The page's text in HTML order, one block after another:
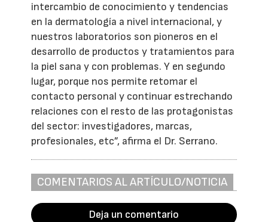
intercambio de conocimiento y tendencias
en la dermatología a nivel internacional, y
nuestros laboratorios son pioneros en el
desarrollo de productos y tratamientos para
la piel sana y con problemas. Y en segundo
lugar, porque nos permite retomar el
contacto personal y continuar estrechando
relaciones con el resto de las protagonistas
del sector: investigadores, marcas,
profesionales, etc”, afirma el Dr. Serrano.
COMENTARIOS AL ARTÍCULO/NOTICIA
Deja un comentario